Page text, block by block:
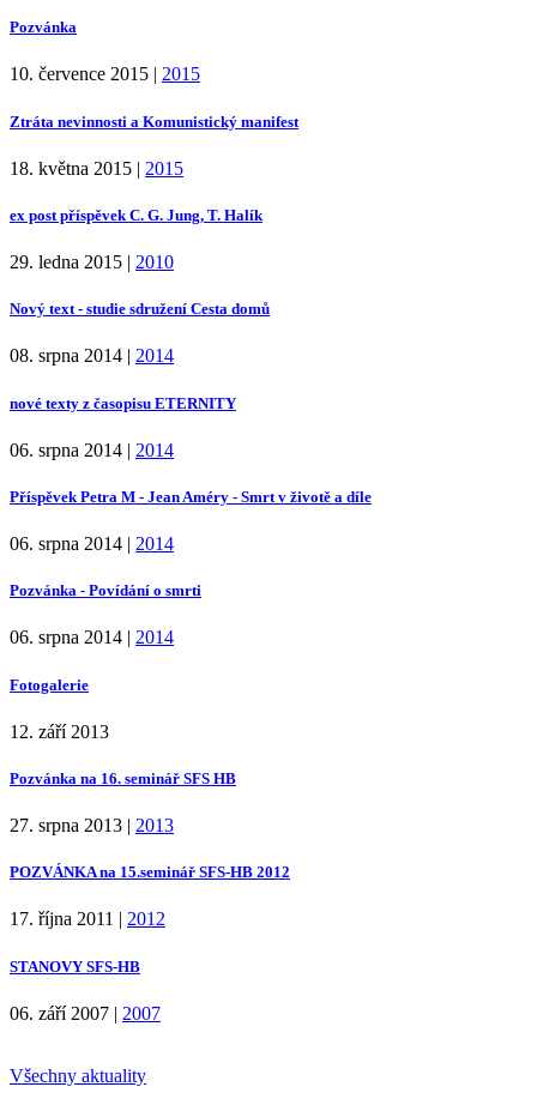
Pozvánka
10. července 2015 | 2015
Ztráta nevinnosti a Komunistický manifest
18. května 2015 | 2015
ex post příspěvek C. G. Jung, T. Halík
29. ledna 2015 | 2010
Nový text - studie sdružení Cesta domů
08. srpna 2014 | 2014
nové texty z časopisu ETERNITY
06. srpna 2014 | 2014
Příspěvek Petra M - Jean Améry - Smrt v životě a díle
06. srpna 2014 | 2014
Pozvánka - Povídání o smrti
06. srpna 2014 | 2014
Fotogalerie
12. září 2013
Pozvánka na 16. seminář SFS HB
27. srpna 2013 | 2013
POZVÁNKA na 15.seminář SFS-HB 2012
17. října 2011 | 2012
STANOVY SFS-HB
06. září 2007 | 2007
Všechny aktuality